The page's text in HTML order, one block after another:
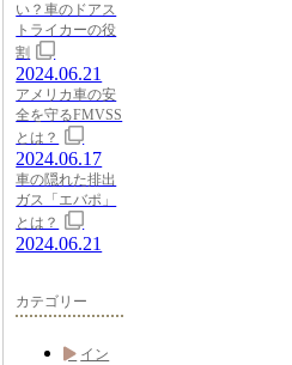
い？車のドアス
トライカーの役
割
2024.06.21
アメリカ車の安
全を守るFMVSS
とは？
2024.06.17
車の隠れた排出
ガス「エバポ」
とは？
2024.06.21
カテゴリー
イン